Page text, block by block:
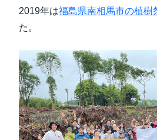
2019年は福島県南相馬市の植樹
た。